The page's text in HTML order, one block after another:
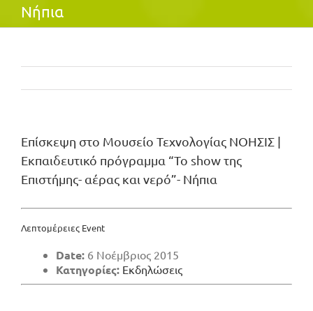
Νήπια
Επίσκεψη στο Μουσείο Τεχνολογίας ΝΟΗΣΙΣ |
Εκπαιδευτικό πρόγραμμα “Το show της
Επιστήμης- αέρας και νερό”- Νήπια
Λεπτομέρειες Event
Date: 6 Νοέμβριος 2015
Κατηγορίες: Εκδηλώσεις